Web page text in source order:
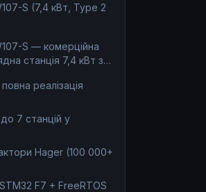
S (7,4 кВт, Type 2
S — комерційна
станція 7,4 кВт з
та бізнес-
масштабована
OCPP 1.6 JSON,
білінг 0%
STM32 F7 під
Hager (100 000+
Analog Devices
реалізація
7 станцій у
Hager (100 000+
F7 + FreeRTOS